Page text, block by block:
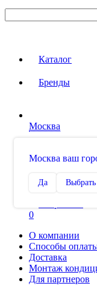
Каталог
Бренды
Москва
Москва ваш
Да
Сравнение
0
О компании
Способы
Доставка
Монтаж
Для партнеров